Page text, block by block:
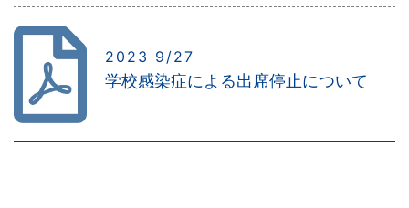
2023 9/27
学校感染症による出席停止について